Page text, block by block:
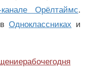
канале Орёлтаймс.
вОдноклассниках и